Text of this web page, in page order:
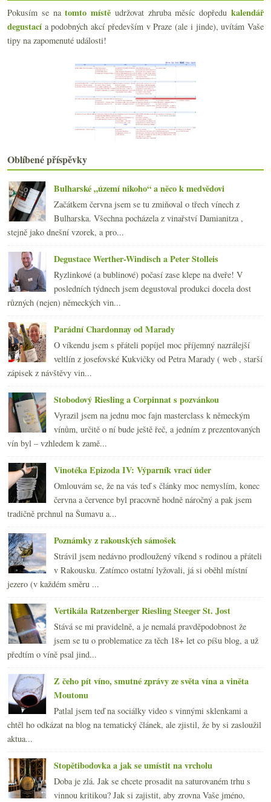
Stejná vína, jiné známky
Hovězojedení podzimní, rudým vínem bohatě podlité
Teriyaki po Vršovicku a Leffe Blond
Legendární lahůdkářství Jan Paukert znovu otevřeno
Hovězí a otisk času z Roussillonu
Výsledky ankety „Já a burčák...“
Tak trochu vinná exotika
Táborská zážitková gastronomie aneb 3x La Cave
České vydání Decanteru na stáncích! Vítat?
Vinařství Skoupil – vinař roku?!?
Český Pinot Noir, podzim a bublinky
Müllerka zatracovaná i milovaná
Vltavské rande s gurmánkou
►září (24)
►srpna(21)
►července(23)
►června(25)
►května
►dubna (23)
►března(19)
února(24)
► ledna(24)
►2007(108)
Pokusím se natomto místě udržovat zhruba měsíc dopředukalendář
degustacía podobných akcí především v Praze (ale i jinde), uvítám Vaše
tipy na zapomenuté události!
Oblíbené příspěvky
Bulharské „území nikoho“ a něco k medvědovi
Začátkem června jsem se tu zmiňoval o třech vínech z
Bulharska. Všechna pocházela z vinařství Damianitza ,
stejně jako dnešní vzorek, a pro...
Degustace Werther-Windisch a Peter Stolleis
Ryzlinkové (a bublinové) počasí zase klepe na dveře! V
posledních týdnech jsem degustoval produkci docela dost
různých (nejen) německých vin...
Parádní Chardonnay od Marady
O víkendu jsem s přáteli popíjel moc příjemný nazrálejší
veltlín z josefovské Kukvičky od Petra Marady ( web , starší
zápisek z návštěvy vin...
Stobodový Riesling a Corpinnat s pozvánkou
Vyrazil jsem na jednu moc fajn masterclass k německým
vínům, určitě o ní bude ještě řeč, a jedním z prezentovaných
vín byl – vzhledem k zamě...
Vinotéka Epizoda IV: Výparník vrací úder
Omlouvám se, že na vás teď s články moc nemyslím, konec
června a července byl pracovně hodně náročný a pak jsem
tradičně prchnul na Šumavu a...
Poznámky z rakouských sámošek
Strávil jsem nedávno prodloužený víkend s rodinou a přáteli
v Rakousku. Zatímco ostatní lyžovali, já si oběhl místní
jezero (v každém směru ...
Vertikála Ratzenberger Riesling Steeger St. Jost
Stává se mi pravidelně, a je nemalá pravděpodobnost že
jsem se tu o problematice za těch 18+ let co píšu blog, a už
předtím o víně psal jind...
Z čeho pít víno, smutné zprávy ze světa vína a viněta
Moutonu
Patlal jsem teď na sociálky video s vinnými sklenkami a
chtěl ho odkázat na blog na tematický článek, ale zjistil, že by si zasloužil
aktua...
Stopětibodovka a jak se umístit na vrcholu
Doba je zlá. Jak se chcete prosadit na saturovaném trhu s
vinnou kritikou? Jak si zajistit, aby zrovna Vaše jméno,